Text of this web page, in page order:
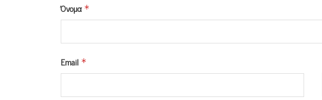
Όνομα *
Email *